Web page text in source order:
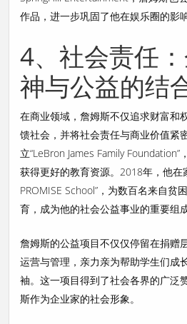
作品，进一步巩固了他在娱乐圈的影响
4、社会责任
神与公益的结
在商业领域，詹姆斯不仅追求财富和
馈社会，并将社会责任与商业价值紧
立“LeBron James Family
获得更好的教育资源。2018年，他在
PROMISE School”，为数百名来自贫
育，成为他的社会公益事业的重要组成
詹姆斯的公益项目不仅仅停留在捐赠
运营与管理，亲力亲为帮助学生们成
袖。这一项目得到了社会各界的广泛
斯作为企业家的社会形象。